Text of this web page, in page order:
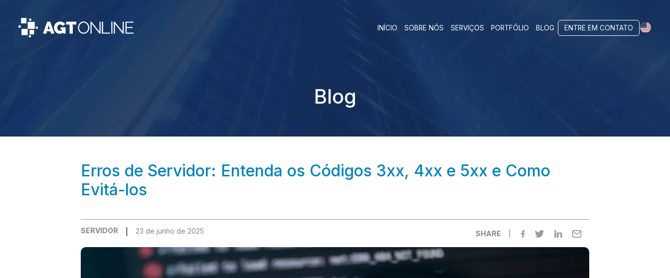
INÍCIO SOBRE NÓS SERVIÇOS PORTFÓLIO BLOG ENTRE EM CONTATO
Blog
Erros de Servidor: Entenda os Códigos 3xx, 4xx e 5xx e Como
Evitá-los
SERVIDOR 23 de junho de 2025 SHARE